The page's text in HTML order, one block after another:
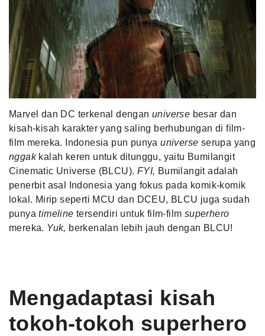
MLDPODCAST
VIDEOS
MLDPOINTS
Marvel dan DC terkenal dengan universe besar dan
kisah-kisah karakter yang saling berhubungan di film-
film mereka. Indonesia pun punyauniverse serupa yang
nggak kalah keren untuk ditunggu, yaitu Bumilangit
Cinematic Universe (BLCU). FYI, Bumilangit adalah
penerbit asal Indonesia yang fokus pada komik-komik
lokal. Mirip seperti MCU dan DCEU, BLCU juga sudah
punyatimelinetersendiri untuk film-film superhero
mereka. Yuk, berkenalan lebih jauh dengan BLCU!
Mengadaptasi kisah
tokoh-tokoh superhero